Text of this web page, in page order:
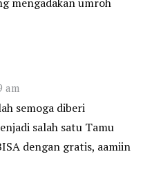
am
semoga diberi
salah satu Tamu
dengan gratis, aamiin